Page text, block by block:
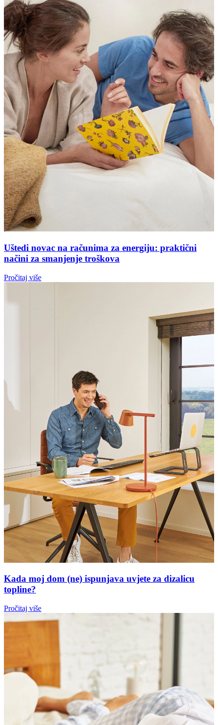
Uštedi novac na računima za energiju: praktični
načini za smanjenje troškova
Pročitaj više
Kada moj dom (ne) ispunjava uvjete za dizalicu
topline?
Pročitaj više